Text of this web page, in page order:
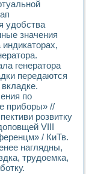
обмена по
адиабатического
переходных
результатов
измерений с
Назначение. Состав.
INSTRUMENTS
и корреляционный
действия
учебных
для изучения
LabVIEW
для исследования
лабораторный
одномерных
удобства
значения
генератора
передаются
по
приборы» //
розвитку
VIII
/ КиТв.
наглядны,
трудоемка,